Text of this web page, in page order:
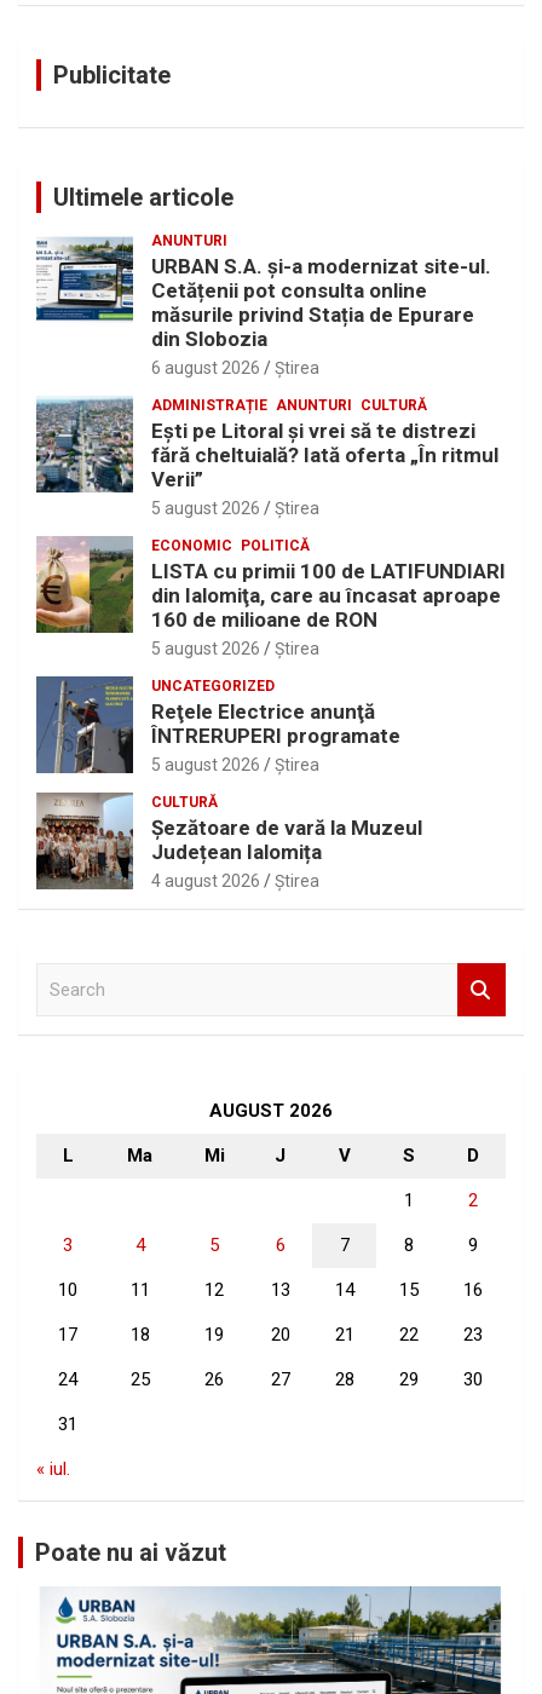
Publicitate
Ultimele articole
ANUNTURI
URBAN S.A. și-a modernizat site-ul.
Cetățenii pot consulta online
măsurile privind Stația de Epurare
din Slobozia
6 august 2026 Ştirea
ADMINISTRAȚIE ANUNTURI CULTURĂ
Eşti pe Litoral şi vrei să te distrezi
fără cheltuială? Iată oferta „În ritmul
Verii”
5 august 2026 Ştirea
ECONOMIC POLITICĂ
LISTA cu primii 100 de LATIFUNDIARI
din Ialomiţa, care au încasat aproape
160 de milioane de RON
5 august 2026 Ştirea
UNCATEGORIZED
Reţele Electrice anunţă
ÎNTRERUPERI programate
5 august 2026 Ştirea
CULTURĂ
Șezătoare de vară la Muzeul
Județean Ialomița
4 august 2026 Ştirea
AUGUST 2026
L Ma Mi J V S D
1 2
3 4 5 6 7 8 9
10 11 12 13 14 15 16
17 18 19 20 21 22 23
24 25 26 27 28 29 30
31
« iul.
Poate nu ai văzut